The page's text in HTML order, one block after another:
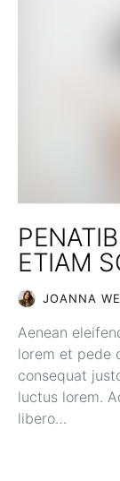
ETIAM
JOANNA
Aenean
lorem et pede
consequat
luctus lorem.
libero…